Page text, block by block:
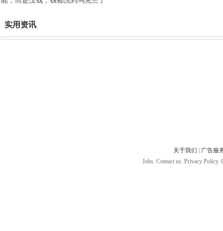
实用资讯
关于我们
广告服
Jobs. Contact us. Privacy